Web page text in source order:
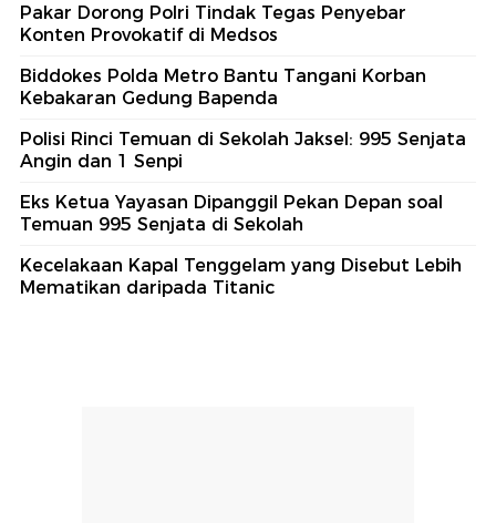
Pakar Dorong Polri Tindak Tegas Penyebar
Konten Provokatif di Medsos
Biddokes Polda Metro Bantu Tangani Korban
Kebakaran Gedung Bapenda
Polisi Rinci Temuan di Sekolah Jaksel: 995 Senjata
Angin dan 1 Senpi
Eks Ketua Yayasan Dipanggil Pekan Depan soal
Temuan 995 Senjata di Sekolah
Kecelakaan Kapal Tenggelam yang Disebut Lebih
Mematikan daripada Titanic